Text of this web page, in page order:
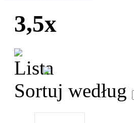
3,5x
Sortuj według